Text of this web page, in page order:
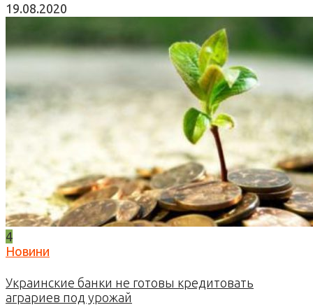
19.08.2020
4
Новини
Украинские банки не готовы кредитовать
аграриев под урожай